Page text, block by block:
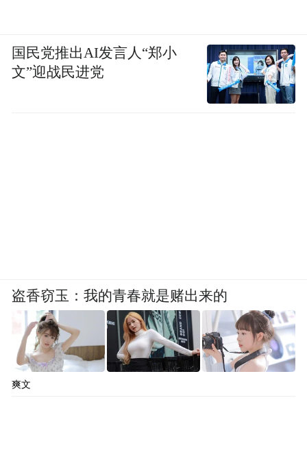
国民党推出AI发言人“郑小
文”迎战民进党
盗香窃玉：我的青春就是赌出来的
爽文